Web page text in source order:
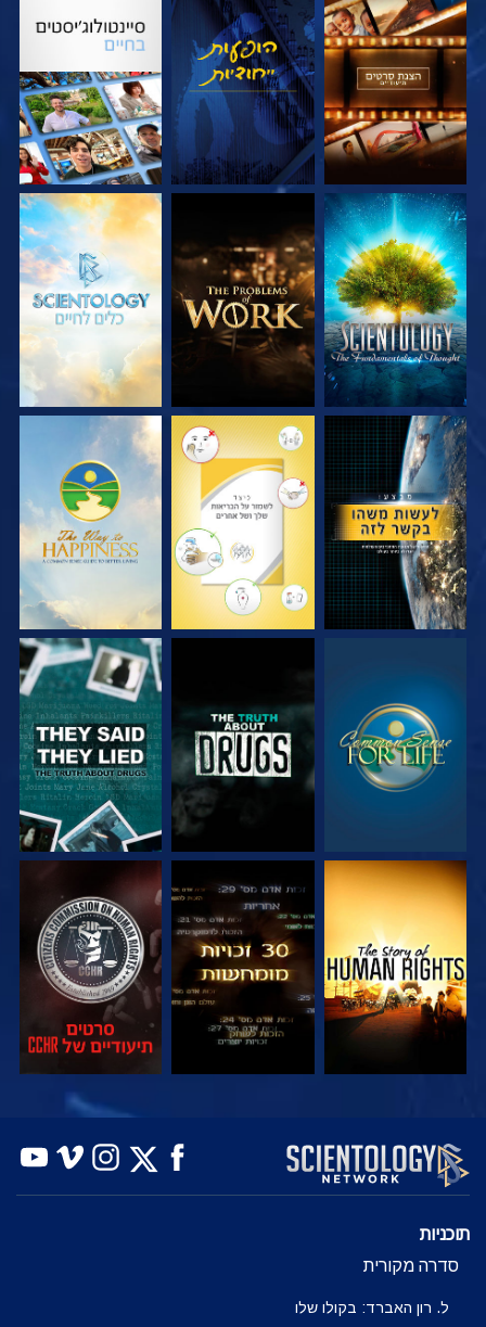
בדוק את הסדרה צפה בדוק את הסדרה
בדוק את הסדרה בדוק את הסדרה בדוק את הסדרה
צפה צפה
צפה צפה צפה
צפה צפה צפה
צפה בדוק את הסדרה
תוכניות
סדרה מקורית
ל. רון האברד: בקולו שלו